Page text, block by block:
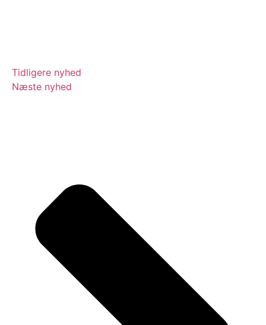
Tidligere nyhed
Næste nyhed